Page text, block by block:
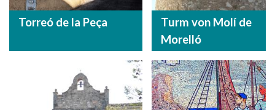
Torreó de la Peça
Turm von Molí de
Morelló